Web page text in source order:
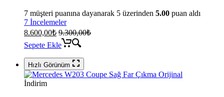
7 müşteri puanına dayanarak 5 üzerinden 5.00 puan aldı
7 İncelemeler
8.600,00₺ 9.300,00₺
Sepete Ekle
Hızlı Görünüm
İndirim